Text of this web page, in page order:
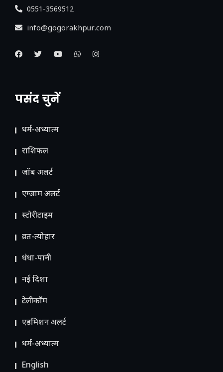
0551-3569512
info@gogorakhpur.com
पसंद चुनें
धर्म-अध्यात्म
राशिफल
जॉब अलर्ट
एग्जाम अलर्ट
स्टोरीटाइम
व्रत-त्योहार
धंधा-पानी
नई दिशा
टेलीकॉम
ए​डमिशन अलर्ट
धर्म-अध्यात्म
English